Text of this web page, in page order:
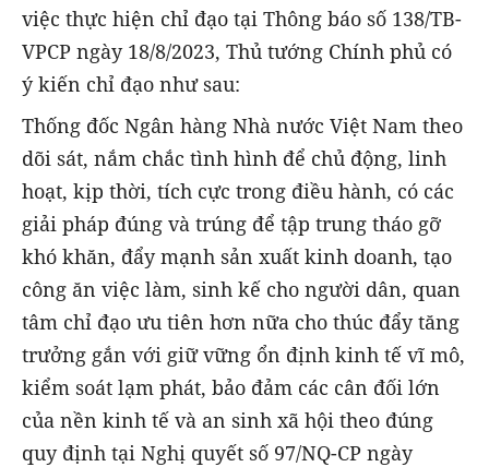
việc thực hiện chỉ đạo tại Thông báo số 138/TB-
VPCP ngày 18/8/2023, Thủ tướng Chính phủ có
ý kiến chỉ đạo như sau:
Thống đốc Ngân hàng Nhà nước Việt Nam theo
dõi sát, nắm chắc tình hình để chủ động, linh
hoạt, kịp thời, tích cực trong điều hành, có các
giải pháp đúng và trúng để tập trung tháo gỡ
khó khăn, đẩy mạnh sản xuất kinh doanh, tạo
công ăn việc làm, sinh kế cho người dân, quan
tâm chỉ đạo ưu tiên hơn nữa cho thúc đẩy tăng
trưởng gắn với giữ vững ổn định kinh tế vĩ mô,
kiểm soát lạm phát, bảo đảm các cân đối lớn
của nền kinh tế và an sinh xã hội theo đúng
quy định tại Nghị quyết số 97/NQ-CP ngày